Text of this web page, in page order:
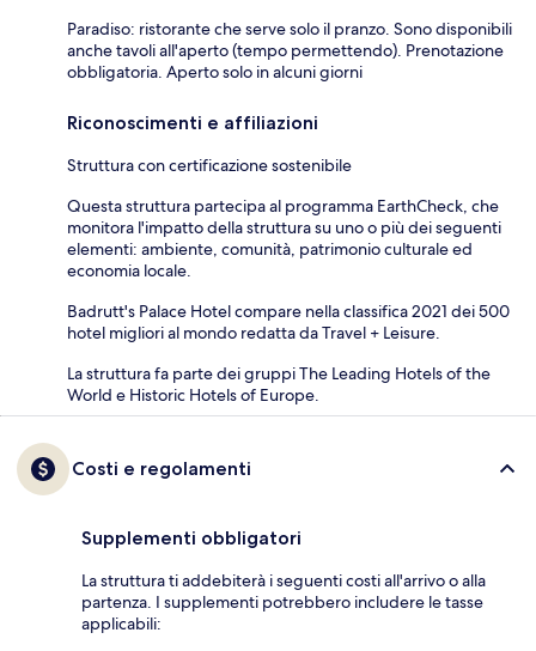
Paradiso: ristorante che serve solo il pranzo. Sono disponibili
anche tavoli all'aperto (tempo permettendo). Prenotazione
obbligatoria. Aperto solo in alcuni giorni
Riconoscimenti e affiliazioni
Struttura con certificazione sostenibile
Questa struttura partecipa al programma EarthCheck, che
monitora l'impatto della struttura su uno o più dei seguenti
elementi: ambiente, comunità, patrimonio culturale ed
economia locale.
Badrutt's Palace Hotel compare nella classifica 2021 dei 500
hotel migliori al mondo redatta da Travel + Leisure.
La struttura fa parte dei gruppi The Leading Hotels of the
World e Historic Hotels of Europe.
Costi e regolamenti
Supplementi obbligatori
La struttura ti addebiterà i seguenti costi all'arrivo o alla
partenza. I supplementi potrebbero includere le tasse
applicabili: